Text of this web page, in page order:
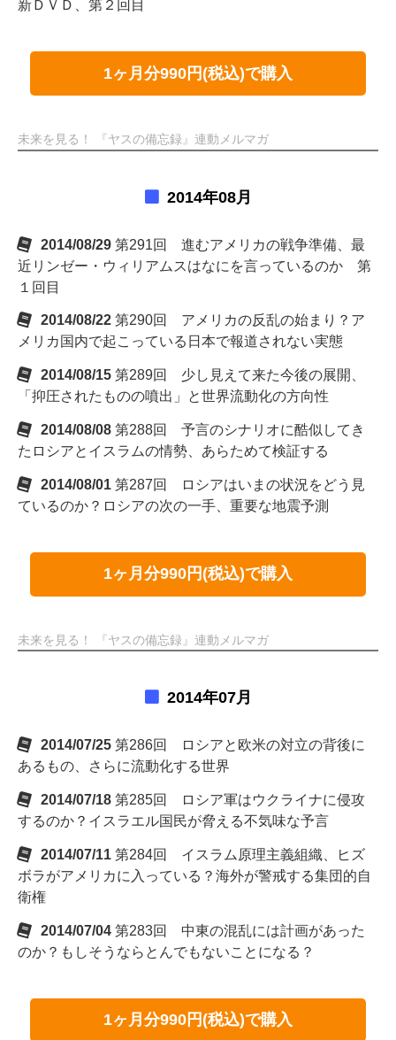
新ＤＶＤ、第２回目
1ヶ月分990円(税込)で購入
未来を見る！ 『ヤスの備忘録』連動メルマガ
2014年08月
2014/08/29 第291回 進むアメリカの戦争準備、最
近リンゼー・ウィリアムスはなにを言っているのか 第
１回目
2014/08/22 第290回 アメリカの反乱の始まり？ア
メリカ国内で起こっている日本で報道されない実態
2014/08/15 第289回 少し見えて来た今後の展開、
「抑圧されたものの噴出」と世界流動化の方向性
2014/08/08 第288回 予言のシナリオに酷似してき
たロシアとイスラムの情勢、あらためて検証する
2014/08/01 第287回 ロシアはいまの状況をどう見
ているのか？ロシアの次の一手、重要な地震予測
1ヶ月分990円(税込)で購入
未来を見る！ 『ヤスの備忘録』連動メルマガ
2014年07月
2014/07/25 第286回 ロシアと欧米の対立の背後に
あるもの、さらに流動化する世界
2014/07/18 第285回 ロシア軍はウクライナに侵攻
するのか？イスラエル国民が脅える不気味な予言
2014/07/11 第284回 イスラム原理主義組織、ヒズ
ボラがアメリカに入っている？海外が警戒する集団的自
衛権
2014/07/04 第283回 中東の混乱には計画があった
のか？もしそうならとんでもないことになる？
1ヶ月分990円(税込)で購入